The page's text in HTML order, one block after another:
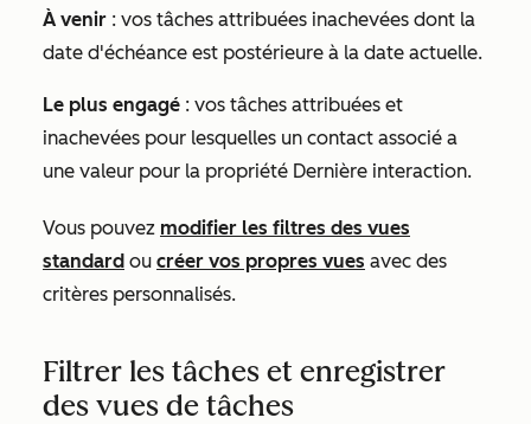
À venir : vos tâches attribuées inachevées dont la
date d'échéance est postérieure à la date actuelle.
Le plus engagé : vos tâches attribuées et
inachevées pour lesquelles un contact associé a
une valeur pour la propriété Dernière interaction.
Vous pouvez modifier les filtres des vues
standard ou créer vos propres vues avec des
critères personnalisés.
Filtrer les tâches et enregistrer
des vues de tâches